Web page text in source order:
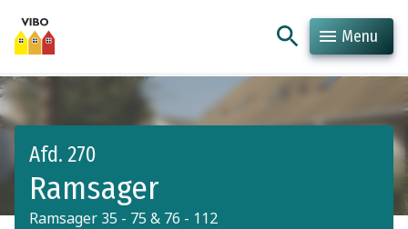
Hop til indhold
Hop til søgning
Menu
Afd. 270
Ramsager
Ramsager 35 - 75 & 76 - 112